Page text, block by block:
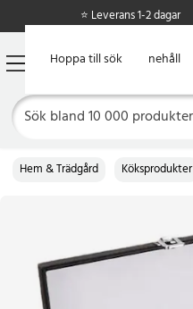
Hoppa till huvudinnehåll
Hoppa till sök
⭐ Leverans 1-2 dagar
Hem & Trädgård Köksprodukter